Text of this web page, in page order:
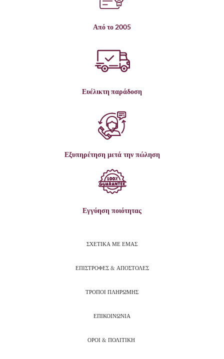
Από το 2005
Ευέλικτη παράδοση
Εξυπηρέτηση μετά την πώληση
Εγγύηση ποιότητας
ΣΧΕΤΙΚΑ ΜΕ ΕΜΑΣ
ΕΠΙΣΤΡΟΦΕΣ & ΑΠΟΣΤΟΛΕΣ
ΤΡΟΠΟΙ ΠΛΗΡΩΜΗΣ
ΕΠΙΚΟΙΝΩΝΙΑ
ΟΡΟΙ & ΠΟΛΙΤΙΚΗ